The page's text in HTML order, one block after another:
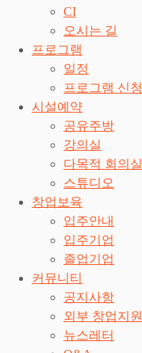
CI
오시는 길
프로그램
일정
프로그램 신청
시설예약
공유주방
강의실
다목적 회의실
스튜디오
창업보육
입주안내
입주기업
졸업기업
커뮤니티
공지사항
외부 창업지원
뉴스레터